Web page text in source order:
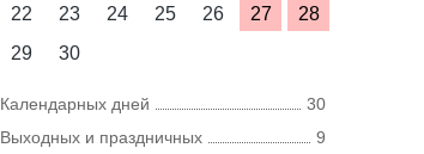
22
23 24 25 26 27
28
29
30
Календарных дней
30
Выходных и праздничных
9